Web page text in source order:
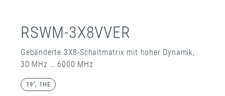
RSWM-3X8VVER
Gebänderte 3X8-Schaltmatrix mit hoher Dynamik,
30 MHz … 6000 MHz
19", 1HE